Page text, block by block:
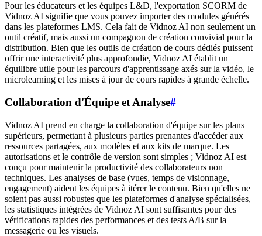
Pour les éducateurs et les équipes L&D, l'exportation SCORM de
Vidnoz AI signifie que vous pouvez importer des modules générés
dans les plateformes LMS. Cela fait de Vidnoz AI non seulement un
outil créatif, mais aussi un compagnon de création convivial pour la
distribution. Bien que les outils de création de cours dédiés puissent
offrir une interactivité plus approfondie, Vidnoz AI établit un
équilibre utile pour les parcours d'apprentissage axés sur la vidéo, le
microlearning et les mises à jour de cours rapides à grande échelle.
Collaboration d'Équipe et Analyse#
Vidnoz AI prend en charge la collaboration d'équipe sur les plans
supérieurs, permettant à plusieurs parties prenantes d'accéder aux
ressources partagées, aux modèles et aux kits de marque. Les
autorisations et le contrôle de version sont simples ; Vidnoz AI est
conçu pour maintenir la productivité des collaborateurs non
techniques. Les analyses de base (vues, temps de visionnage,
engagement) aident les équipes à itérer le contenu. Bien qu'elles ne
soient pas aussi robustes que les plateformes d'analyse spécialisées,
les statistiques intégrées de Vidnoz AI sont suffisantes pour des
vérifications rapides des performances et des tests A/B sur la
messagerie ou les visuels.